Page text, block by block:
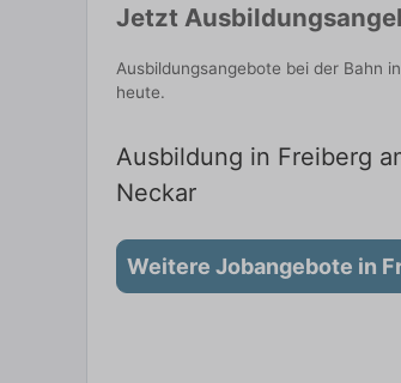
Jetzt
Ausbildungsangebote bei der Bahn
heute.
Ausbildung in Freiberg
Neckar
Weitere Jobangebote in